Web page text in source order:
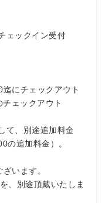
ェックイン受付
にチェックアウト
ェックアウト
て、別途追加料金
追加料金）。
います。
、別途頂戴いたしま